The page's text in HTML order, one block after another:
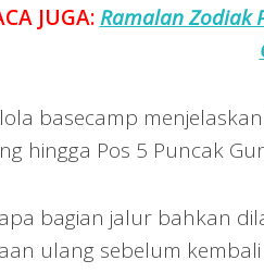
JUGA:Ramalan Zodiak
basecamp
hingga Pos 5 Puncak
bagian jalur bahkan
ulang sebelum